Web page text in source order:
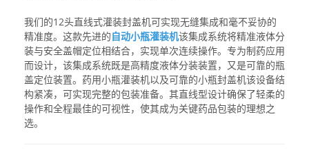
我们的12头直线式灌装封盖机可实现无缝集成和毫不妥协的
精准度。这款先进的自动小瓶灌装机该集成系统将精准液体分
装与安全盖帽定位相结合，实现单次连续操作。专为制药应用
而设计，该集成系统既是高精度液体分装装置，又是可靠的瓶
盖定位装置。 药用小瓶灌装机以及可靠的小瓶封盖机该设备结
构紧凑，可实现完整的包装准备。其直线型设计确保了轻柔的
操作和全程最佳的可视性，使其成为关键药品包装的理想之
选。